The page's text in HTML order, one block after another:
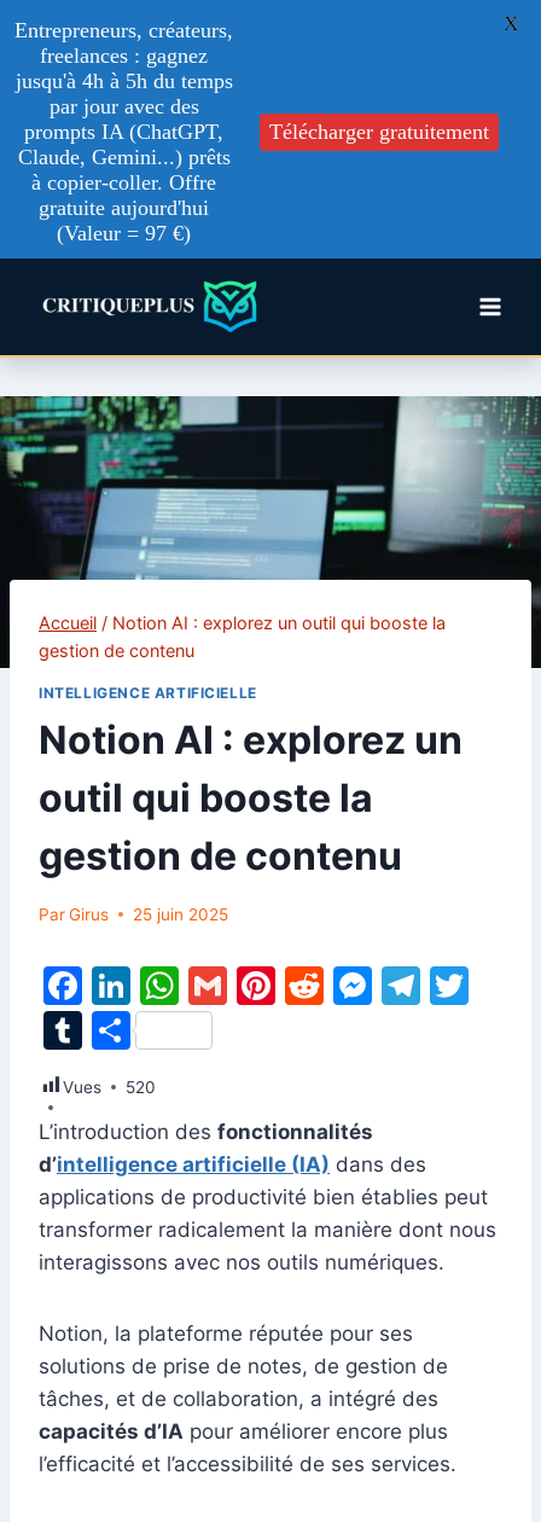
Accueil / Notion AI : explorez un outil qui booste la
gestion de contenu
INTELLIGENCE ARTIFICIELLE
Notion AI : explorez un
outil qui booste la
gestion de contenu
ParGirus 25 juin 2025
F
a
c
e
b
o
o
k
Li
n
k
e
dI
n
W
h
at
A
p
p
G
Pi
st
R
t
M
n
g
er
T
m
T
m
bl
r
P
ar
ta
g
er
Vues 520
L’introduction des fonctionnalités
d’intelligence artificielle (IA) dans des
applications de productivité bien établies peut
transformer radicalement la manière dont nous
interagissons avec nos outils numériques.
Notion, la plateforme réputée pour ses
solutions de prise de notes, de gestion de
tâches, et de collaboration, a intégré des
capacités d’IA pour améliorer encore plus
l’efficacité et l’accessibilité de ses services.
Entrepreneurs, créateurs,
freelances : gagnez
jusqu'à 4h à 5h du temps
par jour avec des
prompts IA (ChatGPT,
Claude, Gemini...) prêts
à copier-coller. Offre
gratuite aujourd'hui
(Valeur = 97 €)
Télécharger gratuitement
X